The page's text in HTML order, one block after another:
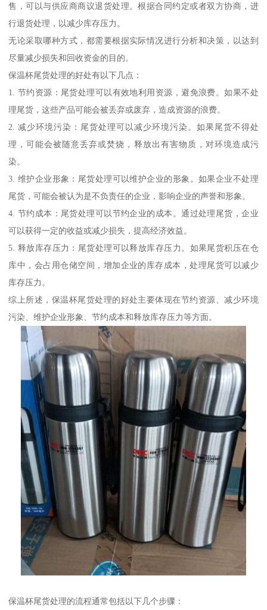
售，可以与供应商商议退货处理。根据合同约定或者双方协商，进
行退货处理，以减少库存压力。
无论采取哪种方式，都需要根据实际情况进行分析和决策，以达到
尽量减少损失和回收资金的目的。
保温杯尾货处理的好处有以下几点：
1. 节约资源：尾货处理可以有效地利用资源，避免浪费。如果不处
理尾货，这些产品可能会被丢弃或废弃，造成资源的浪费。
2. 减少环境污染：尾货处理可以减少环境污染。如果尾货不得处
理，可能会被随意丢弃或焚烧，释放出有害物质，对环境造成污
染。
3. 维护企业形象：尾货处理可以维护企业的形象。如果企业不处理
尾货，可能会被认为是不负责任的企业，影响企业的声誉和形象。
4. 节约成本：尾货处理可以节约企业的成本。通过处理尾货，企业
可以获得一定的收益或减少损失，提高经济效益。
5. 释放库存压力：尾货处理可以释放库存压力。如果尾货积压在仓
库中，会占用仓储空间，增加企业的库存成本，处理尾货可以减少
库存压力。
综上所述，保温杯尾货处理的好处主要体现在节约资源、减少环境
污染、维护企业形象、节约成本和释放库存压力等方面。
保温杯尾货处理的流程通常包括以下几个步骤：